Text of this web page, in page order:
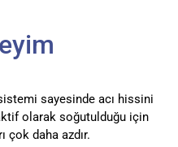
sayesinde acı hissini
olarak soğutulduğu için
çok daha azdır.